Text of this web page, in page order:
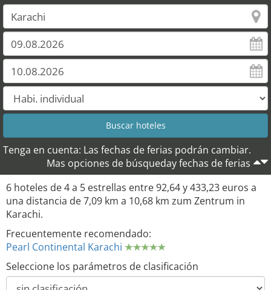
Tenga en cuenta: Las fechas de ferias podrán cambiar.
Mas opciones de búsqueday fechas de ferias
6 hoteles de 4 a 5 estrellas entre 92,64 y 433,23 euros a
una distancia de 7,09 km a 10,68 km zum Zentrum in
Karachi.
Frecuentemente recomendado:
Pearl Continental Karachi
Seleccione los parámetros de clasificación